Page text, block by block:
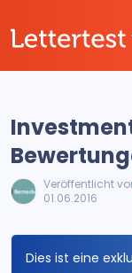
Veröffentlicht
01.06.2016
Dies ist eine